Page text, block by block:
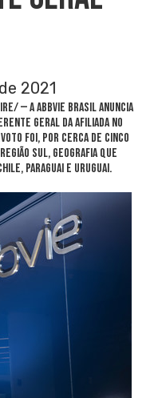
2021
— A AbbVie Brasil anuncia
Geral da afiliada no
foi, por cerca de cinco
Sul, geografia que
, Paraguai e Uruguai.